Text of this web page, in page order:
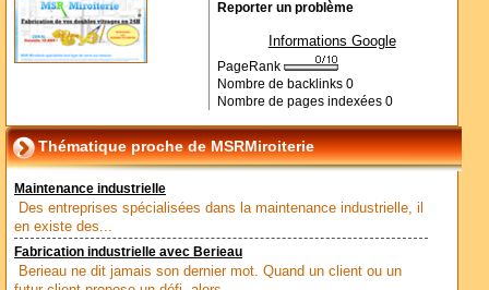
Reporter un problème
Informations Google
PageRank
Nombre de backlinks 0
Nombre de pages indexées 0
Thématique proche de MSRMiroiterie
Maintenance industrielle
Des entreprises spécialisées dans la maintenance industrielle, il
en existe des...
Fabrication industrielle avec Berieau
Berieau ne dit jamais son dernier mot. Quand un client ou un